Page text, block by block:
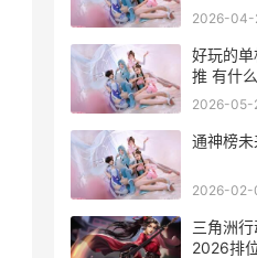
生国际服
2026-04-
好玩的
推 有什
2026-05-
通神榜
2026-02-
三角洲
2026排